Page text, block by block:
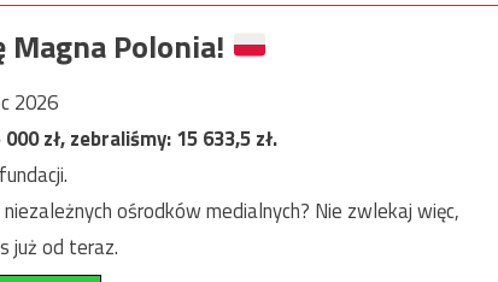
Polonia!
2026
000zł, zebraliśmy:15 633,5zł.
ośrodków medialnych? Nie zwlekaj więc,
już od teraz.